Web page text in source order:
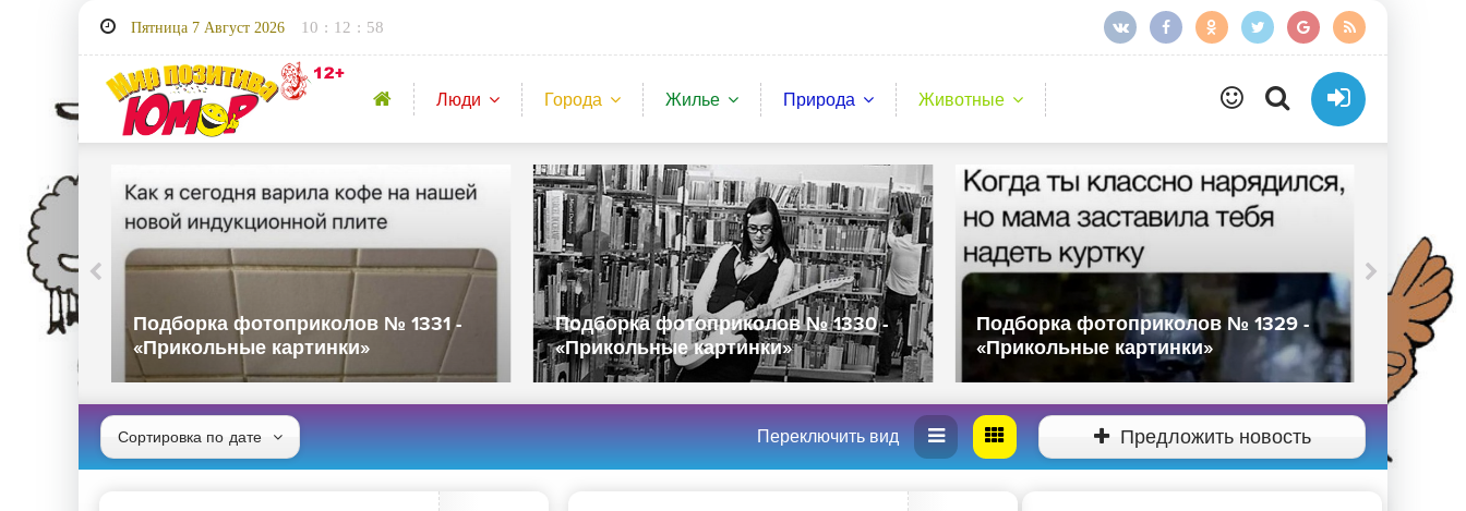
Пятница 7 Август 2026 10 : 12 : 59
Люди Города Жилье Природа Животные
Подборка фотоприколов № 1331 -
«Прикольные картинки»
Подборка фотоприколов № 1330 -
«Прикольные картинки»
Подборка фотоприколов № 1329 -
«Прикольные картинки»
дате Предложить новость